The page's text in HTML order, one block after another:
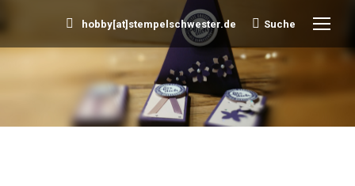
hobby[at]stempelschwester.de Search:
Suche
Sie befinden sich hier: